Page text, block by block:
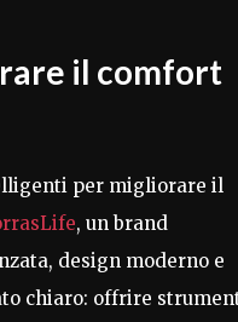
il comfort
per migliorare il
, un brand
design moderno e
chiaro: offrire